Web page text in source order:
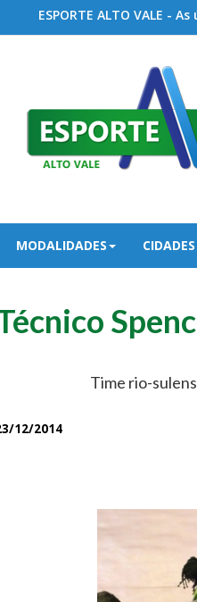
ESPORTE ALTO VALE
MODALIDADES CIDADES
Time rio-
12/2014